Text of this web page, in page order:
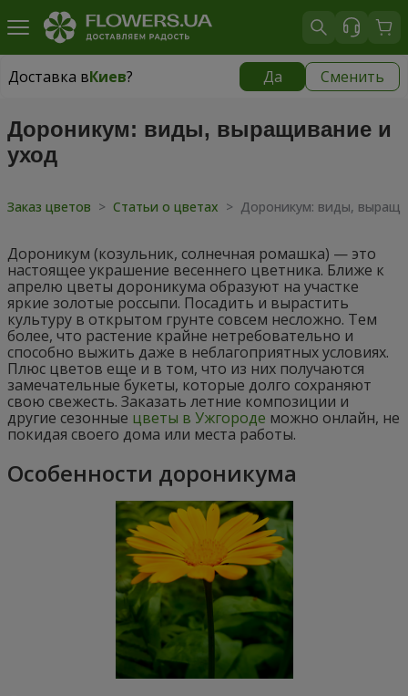
Доставка вКиев? Да Сменить
Доставка вКиев
Дороникум: виды, выращивание и
уход
Заказ цветов > Статьи о цветах > Дороникум: виды,
Дороникум (козульник, солнечная ромашка) — это
настоящее украшение весеннего цветника. Ближе к
апрелю цветы дороникума образуют на участке
яркие золотые россыпи. Посадить и вырастить
культуру в открытом грунте совсем несложно. Тем
более, что растение крайне нетребовательно и
способно выжить даже в неблагоприятных условиях.
Плюс цветов еще и в том, что из них получаются
замечательные букеты, которые долго сохраняют
свою свежесть. Заказать летние композиции и
другие сезонные цветы в Ужгороде можно онлайн, не
покидая своего дома или места работы.
Особенности дороникума